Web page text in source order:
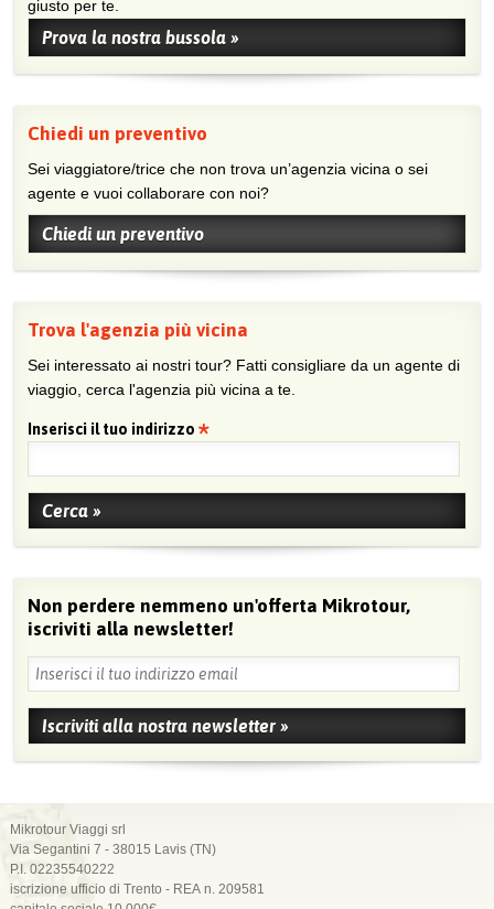
giusto per te.
Prova la nostra bussola »
Chiedi un preventivo
Sei viaggiatore/trice che non trova un’agenzia vicina o sei
agente e vuoi collaborare con noi?
Chiedi un preventivo
Trova l'agenzia più vicina
Sei interessato ai nostri tour? Fatti consigliare da un agente di
viaggio, cerca l'agenzia più vicina a te.
Inserisci il tuo indirizzo
Non perdere nemmeno un'offerta Mikrotour,
iscriviti alla newsletter!
Mikrotour Viaggi srl
Via Segantini 7 - 38015 Lavis (TN)
P.I. 02235540222
iscrizione ufficio di Trento - REA n. 209581